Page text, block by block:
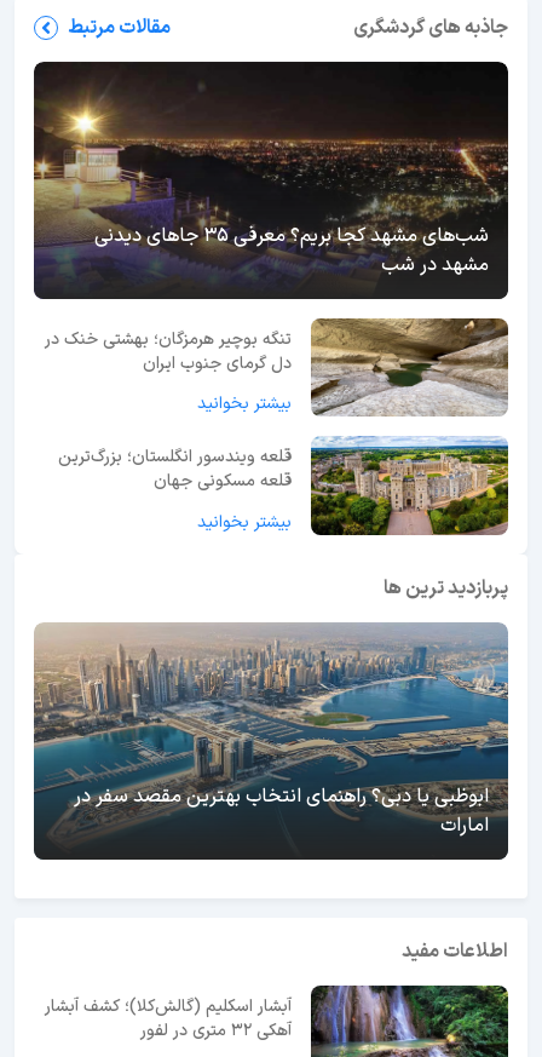
جاذبه های گردشگری مقالات مرتبط
شب‌های مشهد کجا بریم؟ معرفی 35 جاهای دیدنی
مشهد در شب
تنگه بوچیر هرمزگان؛ بهشتی خنک در
دل گرمای جنوب ایران
بیشتر بخوانید
قلعه ویندسور انگلستان؛ بزرگ‌ترین
قلعه مسکونی جهان
بیشتر بخوانید
پربازدید ترین ها
ابوظبی یا دبی؟ راهنمای انتخاب بهترین مقصد سفر در
امارات
اطلاعات مفید
آبشار اسکلیم (گالش‌کلا)؛ کشف آبشار
آهکی ۳۲ متری در لفور